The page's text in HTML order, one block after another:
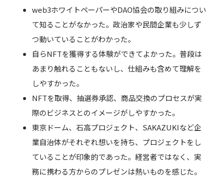
web3ホワイトペーパーやDAO協会の取り組みについ
て知ることがなかった。政治家や民間企業も少しず
つ動いていることがわかった。
自らNFTを獲得する体験ができてよかった。普段は
あまり触れることもないし、仕組みも含めて理解を
しやすかった。
NFTを取得、抽選券承認、商品交換のプロセスが実
際のビジネスとのイメージがしやすかった。
東京ドーム、石高プロジェクト、SAKAZUKIなど企
業自治体がそれぞれ想いを持ち、プロジェクトをし
ていることが印象的であった。経営者ではなく、実
務に携わる方からのプレゼンは熱いものを感じた。